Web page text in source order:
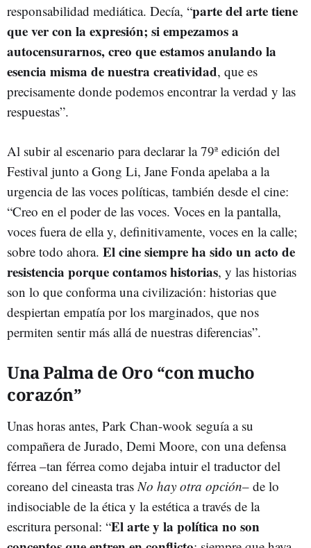
responsabilidad mediática. Decía, “parte del arte tiene
que ver con la expresión; si empezamos a
autocensurarnos, creo que estamos anulando la
esencia misma de nuestra creatividad, que es
precisamente donde podemos encontrar la verdad y las
respuestas”.
Al subir al escenario para declarar la 79ª edición del
Festival junto a Gong Li, Jane Fonda apelaba a la
urgencia de las voces políticas, también desde el cine:
“Creo en el poder de las voces. Voces en la pantalla,
voces fuera de ella y, definitivamente, voces en la calle;
sobre todo ahora. El cine siempre ha sido un acto de
resistencia porque contamos historias, y las historias
son lo que conforma una civilización: historias que
despiertan empatía por los marginados, que nos
permiten sentir más allá de nuestras diferencias”.
Una Palma de Oro “con mucho
corazón”
Unas horas antes, Park Chan-wook seguía a su
compañera de Jurado, Demi Moore, con una defensa
férrea –tan férrea como dejaba intuir el traductor del
coreano del cineasta tras No hay otra opción– de lo
indisociable de la ética y la estética a través de la
escritura personal: “El arte y la política no son